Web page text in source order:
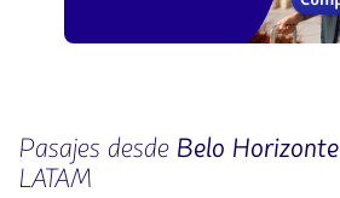
Pasajes desde Belo Horizonte
LATAM